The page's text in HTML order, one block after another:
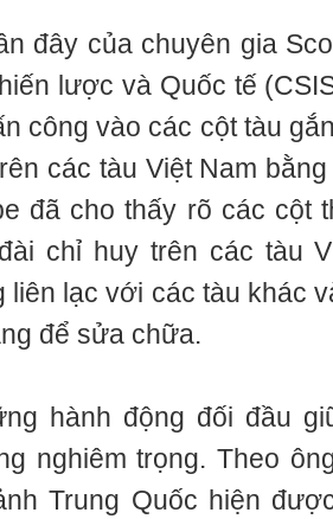
đây của chuyên gia
lược và Quốc tế
công vào các cột tàu
các tàu Việt Nam
đã cho thấy rõ các cột
chỉ huy trên các tàu
liên lạc với các tàu khác
để sửa chữa.
hành động đối đầu
nghiêm trọng. Theo
Trung Quốc hiện